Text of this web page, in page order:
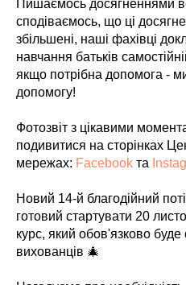
Пишаємось досягненнями
сподіваємось, що ці
збільшені, наші фахівці
навчання батьків
якщо потрібна допомога -
допомогу!
Фотозвіт з цікавими
подивитися на сторінках
мережах: Facebook та
Новий 14-й благодійний
готовий стартувати 20
курс, який обов'язково
вихованців 🎄